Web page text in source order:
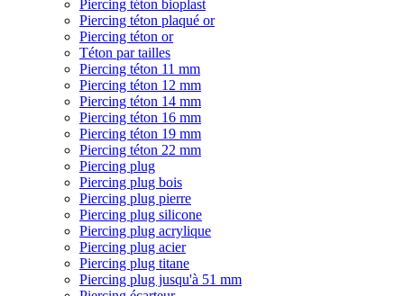
Piercing téton bioplast
Piercing téton plaqué or
Piercing téton or
Téton par tailles
Piercing téton 11 mm
Piercing téton 12 mm
Piercing téton 14 mm
Piercing téton 16 mm
Piercing téton 19 mm
Piercing téton 22 mm
Piercing plug
Piercing plug bois
Piercing plug pierre
Piercing plug silicone
Piercing plug acrylique
Piercing plug acier
Piercing plug titane
Piercing plug jusqu'à 51 mm